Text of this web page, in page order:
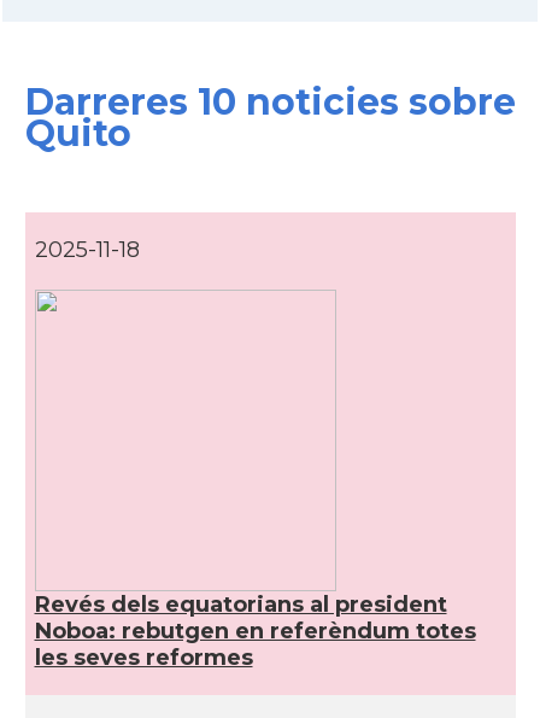
Darreres 10 noticies sobre
Quito
2025-11-18
Revés dels equatorians al president
Noboa: rebutgen en referèndum totes
les seves reformes